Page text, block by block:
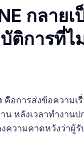
กลายเ
ติการที่ไ
คือการส่งข้อความเ
น หลังเวลาทำงาน
ความคาดหวังว่าผู้